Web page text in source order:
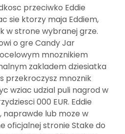
przeciwko Eddie
sie ktorzy maja Eddiem,
w strone wybranej grze.
o gre Candy Jar
mnoznikiem
zakladem dziesiatka
przekroczysz mnoznik
wziac udzial puli nagrod w
000 EUR. Eddie
naprawde lub moze w
oficjalnej stronie Stake do